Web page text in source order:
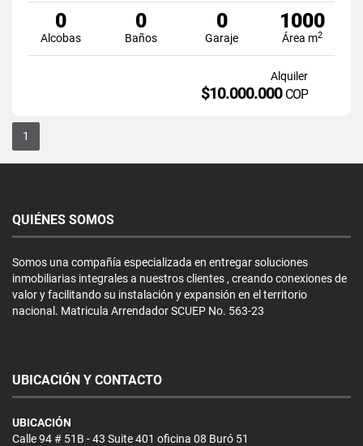
0
Alcobas
0
Baños
0
Garaje
1000
Área m2
Alquiler
$10.000.000 COP
1
QUIÉNES SOMOS
Somos una compañía especializada en entregar soluciones
inmobiliarias integrales a nuestros clientes , creando conexiones de
valor y facilitando su instalación y expansión en el territorio
nacional. Matricula Arrendador SCUEP No. 563-23
UBICACIÓN Y CONTACTO
UBICACIÓN
Calle 94 # 51B - 43 Suite 401 oficina 08 Buró 51